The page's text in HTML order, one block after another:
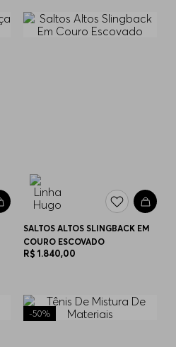
SALTOS ALTOS SLINGBACK EM
COURO ESCOVADO
R$ 1.840,00
-50%